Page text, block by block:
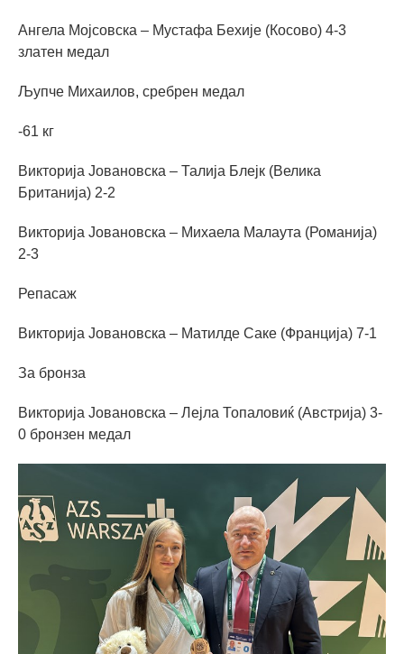
Ангела Мојсовска – Мустафа Бехије (Косово) 4-3
златен медал
Љупче Михаилов, сребрен медал
-61 кг
Викторија Јовановска – Талија Блејк (Велика
Британија) 2-2
Викторија Јовановска – Михаела Малаута (Романија)
2-3
Репасаж
Викторија Јовановска – Матилде Саке (Франција) 7-1
За бронза
Викторија Јовановска – Лејла Топаловиќ (Австрија) 3-
0 бронзен медал